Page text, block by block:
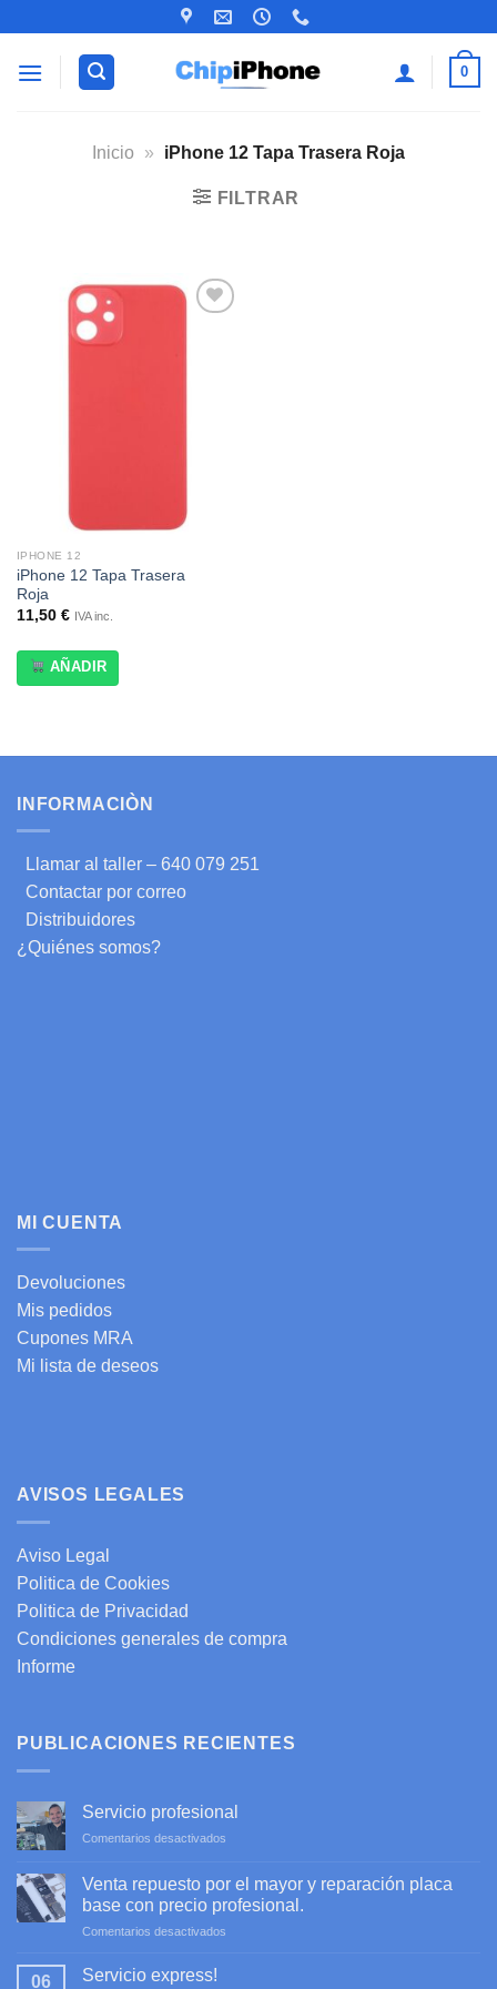
contenido
0
Inicio » iPhone 12 Tapa Trasera Roja
FILTRAR
IPHONE 12
iPhone 12 Tapa Trasera
Roja
11,50 € IVA inc.
AÑADIR
INFORMACIÒN
Llamar al taller – 640 079 251
Contactar por correo
Distribuidores
¿Quiénes somos?
MI CUENTA
Devoluciones
Mis pedidos
Cupones MRA
Mi lista de deseos
AVISOS LEGALES
Aviso Legal
Politica de Cookies
Politica de Privacidad
Condiciones generales de compra
Informe
PUBLICACIONES RECIENTES
Servicio profesional
Comentarios desactivados
profesional
Venta repuesto por el mayor y reparación placa
base con precio profesional.
Comentarios desactivados
06 Servicio express!